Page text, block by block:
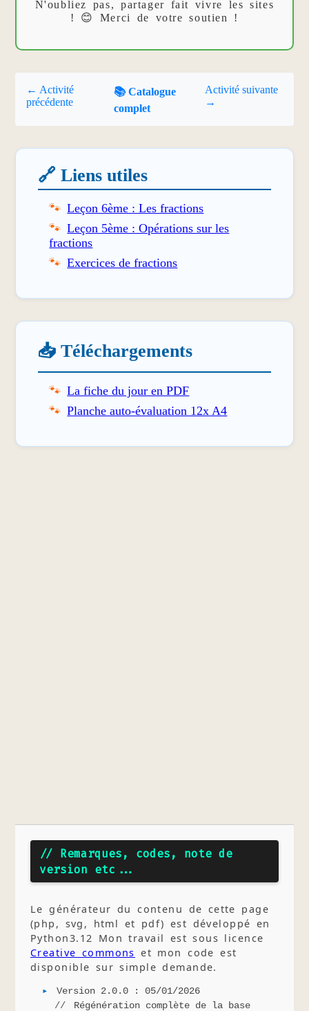
N'oubliez pas, partager fait vivre les sites
! 😊 Merci de votre soutien !
← Activité
précédente
📚 Catalogue
complet
Activité suivante
→
🔗 Liens utiles
Leçon 6ème : Les fractions
Leçon 5ème : Opérations sur les
fractions
Exercices de fractions
📥 Téléchargements
La fiche du jour en PDF
Planche auto-évaluation 12x A4
// Remarques, codes, note de
version etc...
Le générateur du contenu de cette page
(php, svg, html et pdf) est développé en
Python3.12 Mon travail est sous licence
Creative commons et mon code est
disponible sur simple demande.
Version 2.0.0 : 05/01/2026
Régénération complète de la base